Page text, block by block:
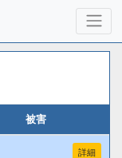
被害
詳細